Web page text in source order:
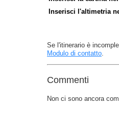
Inserisci l'altimetria
Se l'itinerario è
Modulo di contatto.
Commenti
Non ci sono ancora